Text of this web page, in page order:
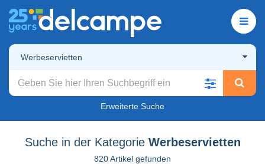
Werbeservietten
Erweiterte Suche
Suche in der Kategorie Werbeservietten
820 Artikel gefunden